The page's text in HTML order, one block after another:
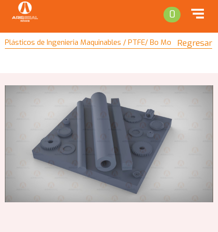
0
Plásticos de Ingenieria Maquinables / PTFE/ Bo Mo Regresar